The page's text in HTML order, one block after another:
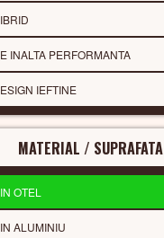
INALTA PERFORMANTA
IEFTINE
MATERIAL / SUPRAFATA
OTEL
ALUMINIU